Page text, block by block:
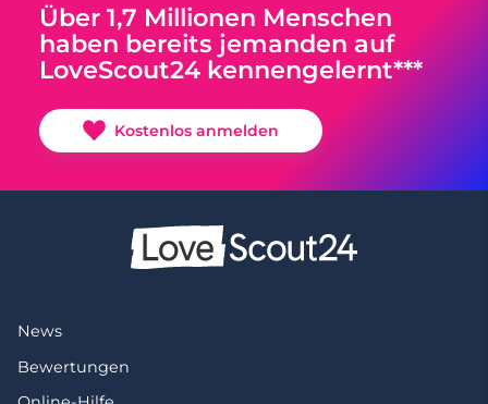
Über 1,7 Millionen Menschen
haben bereits jemanden auf
LoveScout24 kennengelernt***
Kostenlos anmelden
News
Bewertungen